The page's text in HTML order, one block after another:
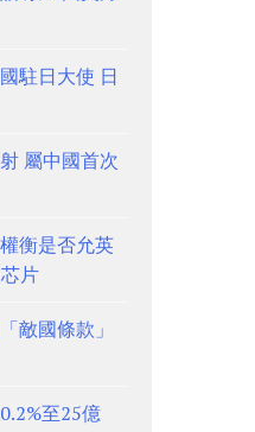
駐日大使 日
屬中國首次
衡是否允英
片
敵國條款」
至25億